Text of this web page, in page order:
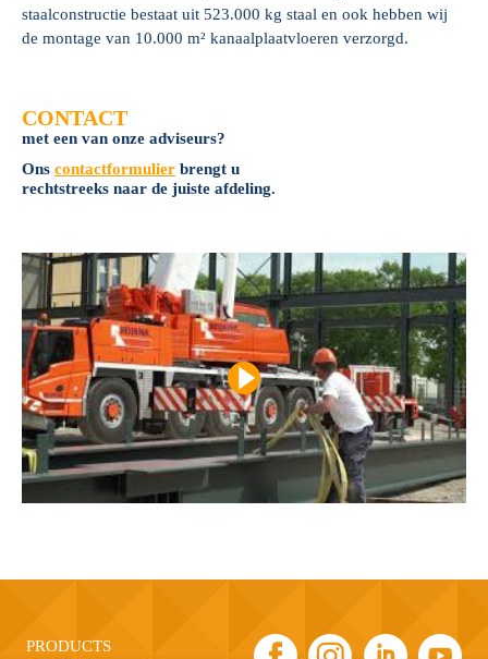
staalconstructie bestaat uit 523.000 kg staal en ook hebben wij
de montage van 10.000 m² kanaalplaatvloeren verzorgd.
CONTACT
met een van onze adviseurs?
Ons contactformulier brengt u
rechtstreeks naar de juiste afdeling.
PRODUCTS